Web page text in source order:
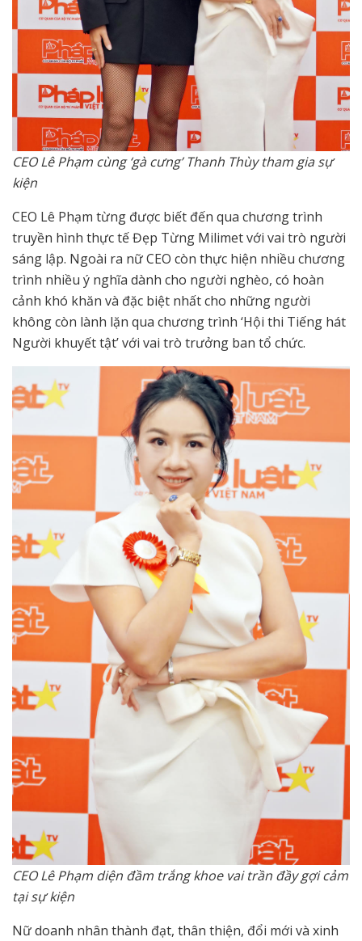
CEO Lê Phạm cùng ‘gà cưng’ Thanh Thùy tham gia sự
kiện
CEO Lê Phạm từng được biết đến qua chương trình
truyền hình thực tế Đẹp Từng Milimet với vai trò người
sáng lập. Ngoài ra nữ CEO còn thực hiện nhiều chương
trình nhiều ý nghĩa dành cho người nghèo, có hoàn
cảnh khó khăn và đặc biệt nhất cho những người
không còn lành lặn qua chương trình ‘Hội thi Tiếng hát
Người khuyết tật’ với vai trò trưởng ban tổ chức.
CEO Lê Phạm diện đầm trắng khoe vai trần đầy gợi cảm
tại sự kiện
Nữ doanh nhân thành đạt, thân thiện, đổi mới và xinh